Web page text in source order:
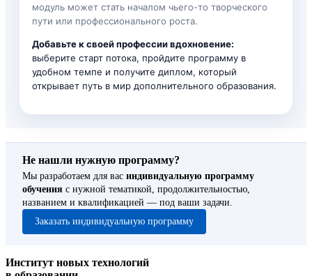
модуль может стать началом чьего-то творческого
пути или профессионального роста.
Добавьте к своей профессии вдохновение:
выберите старт потока, пройдите программу в
удобном темпе и получите диплом, который
открывает путь в мир дополнительного образования.
Не нашли нужную программу?
Мы разработаем для вас индивидуальную программу
обучения с нужной тематикой, продолжительностью,
названием и квалификацией — под ваши задачи.
Заказать индивидуальную программу
Институт новых технологий